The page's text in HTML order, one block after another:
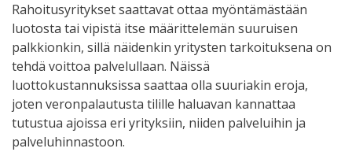
Rahoitusyritykset saattavat ottaa myöntämästään
luotosta tai vipistä itse määrittelemän suuruisen
palkkionkin, sillä näidenkin yritysten tarkoituksena on
tehdä voittoa palvelullaan. Näissä
luottokustannuksissa saattaa olla suuriakin eroja,
joten veronpalautusta tilille haluavan kannattaa
tutustua ajoissa eri yrityksiin, niiden palveluihin ja
palveluhinnastoon.